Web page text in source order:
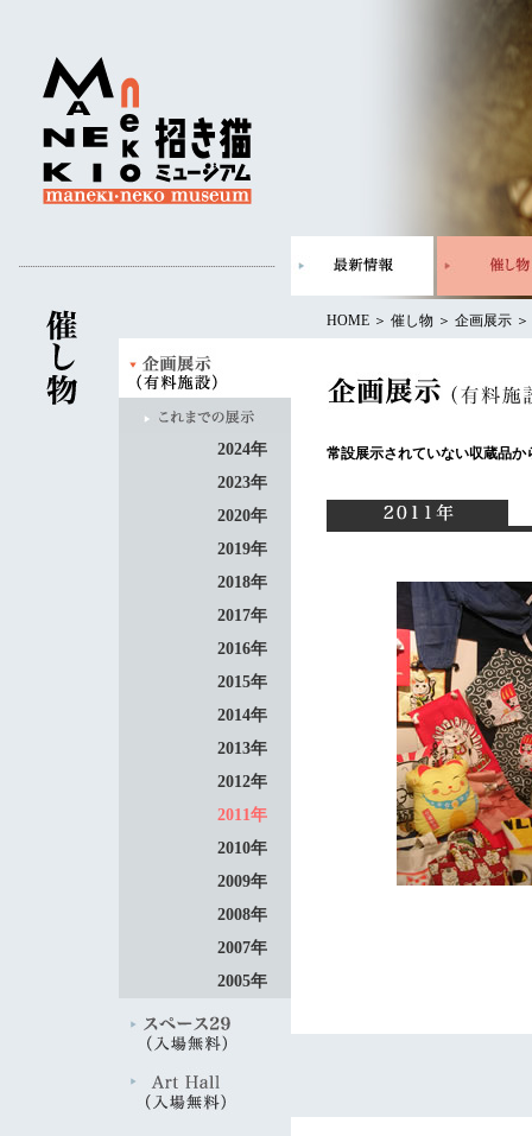
2024年
2023年
2020年
2019年
2018年
2017年
2016年
2015年
2014年
2013年
2012年
2011年
2010年
2009年
2008年
2007年
2005年
HOME ＞ 催し物 ＞ 企画展示 ＞
常設展示されていない収蔵品